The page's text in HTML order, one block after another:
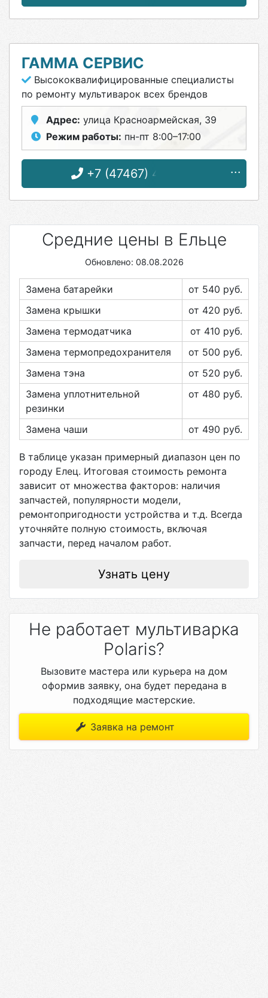
ГАММА СЕРВИС
Высококвалифицированные специалисты
по ремонту мультиварок всех брендов
Адрес: улица Красноармейская, 39
Режим работы: пн-пт 8:00–17:00
+7 (47467) 4-87-31
Средние цены в Ельце
Обновлено: 08.08.2026
Замена батарейки от 540 руб.
Замена крышки
от 420 руб.
Замена термодатчика
от 410 руб.
Замена термопредохранителя
от 500 руб.
Замена тэна
от 520 руб.
Замена уплотнительной
резинки
от 480 руб.
Замена чаши от 490 руб.
В таблице указан примерный диапазон цен по
городу Елец. Итоговая стоимость ремонта
зависит от множества факторов: наличия
запчастей, популярности модели,
ремонтопригодности устройства и т.д. Всегда
уточняйте полную стоимость, включая
запчасти, перед началом работ.
Узнать цену
Не работает мультиварка
Polaris?
Вызовите мастера или курьера на дом
оформив заявку, она будет передана в
подходящие мастерские.
Заявка на ремонт